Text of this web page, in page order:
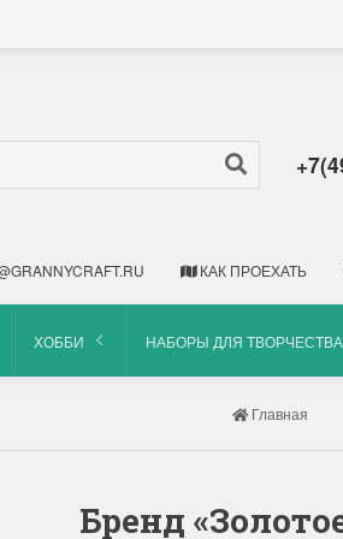
КАК ПРОЕХАТЬ
ХОББИ НАБОРЫ ДЛЯ ТВОРЧЕСТВА
Главная
Бренд